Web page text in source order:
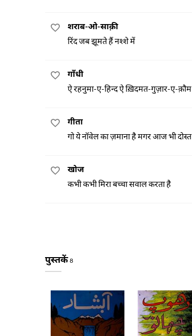
शराब-ओ-साक़ी
रिंद जब झूमते हैं नश्शे में
गाँधी
ऐ रहनुमा-ए-हिन्द ऐ ख़िदमत-गुज़ार-ए-क़ौम
गीता
गो ये नॉवेल का ज़माना है मगर आज भी दोस्त
खोज
कभी कभी मिरा बच्चा सवाल करता है
पुस्तकें 8